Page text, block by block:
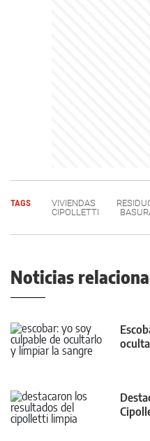
TAGS VIVIENDAS
CIPOLLETTI
Noticias